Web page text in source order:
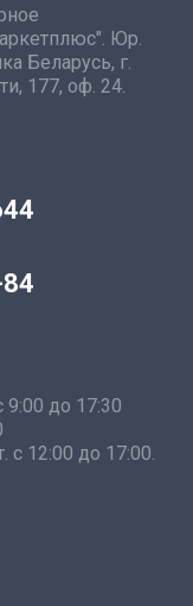
Юр.
Беларусь, г.
177, оф. 24.
9:00 до 17:30
с 12:00 до 17:00.